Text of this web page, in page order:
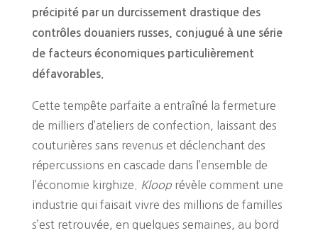
précipité par un durcissement drastique des
contrôles douaniers russes, conjugué à une série
de facteurs économiques particulièrement
défavorables.
Cette tempête parfaite a entraîné la fermeture
de milliers d’ateliers de confection, laissant des
couturières sans revenus et déclenchant des
répercussions en cascade dans l’ensemble de
l’économie kirghize.
Klooprévèle comment une
industrie qui faisait vivre des millions de familles
s’est retrouvée, en quelques semaines, au bord